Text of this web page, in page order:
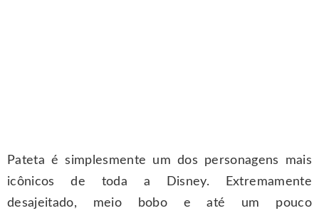
Pateta é simplesmente um dos personagens mais
icônicos de toda a Disney. Extremamente
desajeitado, meio bobo e até um pouco